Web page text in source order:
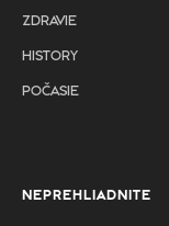
ZDRAVIE
HISTORY
POČASIE
NEPREHLIADNITE